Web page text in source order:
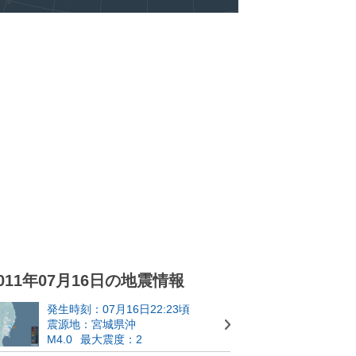
年07月16日の地震情報
発生時刻：07月16日22:23頃
震源地：宮城県沖
M4.0
最大震度：2